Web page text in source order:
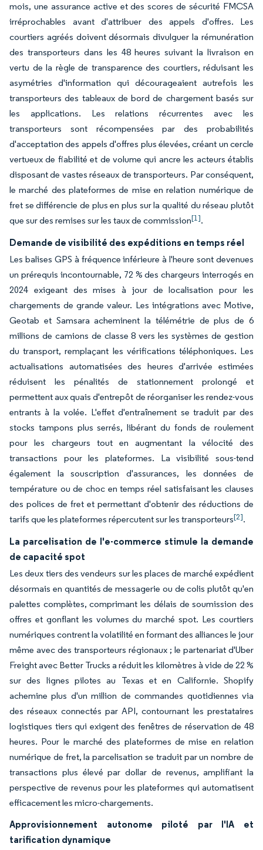
mois, une assurance active et des scores de sécurité FMCSA
irréprochables avant d'attribuer des appels d'offres. Les
courtiers agréés doivent désormais divulguer la rémunération
des transporteurs dans les 48 heures suivant la livraison en
vertu de la règle de transparence des courtiers, réduisant les
asymétries d'information qui décourageaient autrefois les
transporteurs des tableaux de bord de chargement basés sur
les applications. Les relations récurrentes avec les
transporteurs sont récompensées par des probabilités
d'acceptation des appels d'offres plus élevées, créant un cercle
vertueux de fiabilité et de volume qui ancre les acteurs établis
disposant de vastes réseaux de transporteurs. Par conséquent,
le marché des plateformes de mise en relation numérique de
fret se différencie de plus en plus sur la qualité du réseau plutôt
que sur des remises sur les taux de commission[1].
Demande de visibilité des expéditions en temps réel
Les balises GPS à fréquence inférieure à l'heure sont devenues
un prérequis incontournable, 72 % des chargeurs interrogés en
2024 exigeant des mises à jour de localisation pour les
chargements de grande valeur. Les intégrations avec Motive,
Geotab et Samsara acheminent la télémétrie de plus de 6
millions de camions de classe 8 vers les systèmes de gestion
du transport, remplaçant les vérifications téléphoniques. Les
actualisations automatisées des heures d'arrivée estimées
réduisent les pénalités de stationnement prolongé et
permettent aux quais d'entrepôt de réorganiser les rendez-vous
entrants à la volée. L'effet d'entraînement se traduit par des
stocks tampons plus serrés, libérant du fonds de roulement
pour les chargeurs tout en augmentant la vélocité des
transactions pour les plateformes. La visibilité sous-tend
également la souscription d'assurances, les données de
température ou de choc en temps réel satisfaisant les clauses
des polices de fret et permettant d'obtenir des réductions de
tarifs que les plateformes répercutent sur les transporteurs[2].
La parcelisation de l'e-commerce stimule la demande
de capacité spot
Les deux tiers des vendeurs sur les places de marché expédient
désormais en quantités de messagerie ou de colis plutôt qu'en
palettes complètes, comprimant les délais de soumission des
offres et gonflant les volumes du marché spot. Les courtiers
numériques contrent la volatilité en formant des alliances le jour
même avec des transporteurs régionaux ; le partenariat d'Uber
Freight avec Better Trucks a réduit les kilomètres à vide de 22 %
sur des lignes pilotes au Texas et en Californie. Shopify
achemine plus d'un million de commandes quotidiennes via
des réseaux connectés par API, contournant les prestataires
logistiques tiers qui exigent des fenêtres de réservation de 48
heures. Pour le marché des plateformes de mise en relation
numérique de fret, la parcelisation se traduit par un nombre de
transactions plus élevé par dollar de revenus, amplifiant la
perspective de revenus pour les plateformes qui automatisent
efficacement les micro-chargements.
Approvisionnement autonome piloté par l'IA et
tarification dynamique